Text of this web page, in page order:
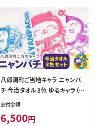
八郎潟町ご当地キャラ ニャンパ
チ 今治タオル３色 ゆるキャラ（観
光協会） [フェイス セット 今治
寄付金額
6,500円